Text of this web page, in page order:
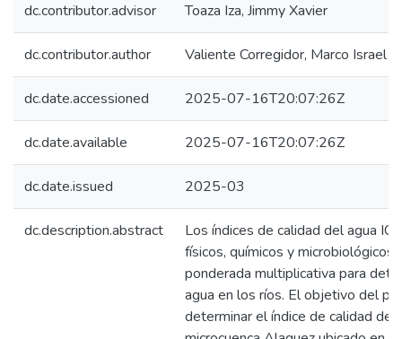
dc.contributor.advisor Toaza Iza, Jimmy Xavier
dc.contributor.author Valiente Corregidor, Marco Israel
dc.date.accessioned 2025-07-16T20:07:26Z
dc.date.available 2025-07-16T20:07:26Z
dc.date.issued 2025-03
dc.description.abstract
Los índices de calidad del agua
físicos, químicos y microbiológicos
ponderada multiplicativa para
agua en los ríos. El objetivo del
determinar el índice de calidad del